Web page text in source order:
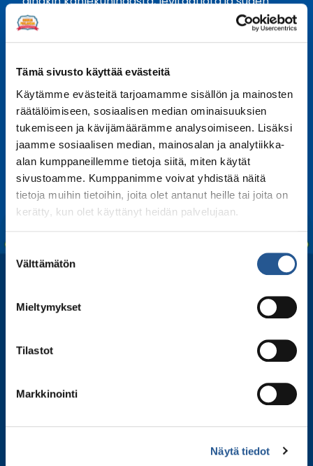
Tämä sivusto käyttää evästeitä
Käytämme evästeitä tarjoamamme sisällön ja mainosten
räätälöimiseen, sosiaalisen median ominaisuuksien
tukemiseen ja kävijämäärämme analysoimiseen. Lisäksi
jaamme sosiaalisen median, mainosalan ja analytiikka-
alan kumppaneillemme tietoja siitä, miten käytät
sivustoamme. Kumppanimme voivat yhdistää näitä
tietoja muihin tietoihin, joita olet antanut heille tai joita on
kerätty, kun olet käyttänyt heidän palvelujaan.
Suostumuksen
valinta
Välttämätön
Mieltymykset
Tilastot
Markkinointi
Näytä tiedot
esiin taikominen maneesille. Huomenna 3.6
jälleen tapaamaan Teroa sirkukseen, kun
Torniossa kerran olette!
Kerro kaverille
Share
on
Facebook
Share
on
LinkedIn
Share
on
Twitter
Share
on
WhatsApp
Share
on
Tilaa uutiskirjeemme
Liity postituslistallemme ja kuule ensimmäisenä